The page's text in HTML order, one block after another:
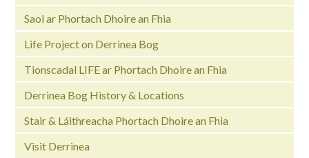
Saol ar Phortach Dhoire an Fhia
Life Project on Derrinea Bog
Tionscadal LIFE ar Phortach Dhoire an Fhia
Derrinea Bog History & Locations
Stair & Láithreacha Phortach Dhoire an Fhia
Visit Derrinea